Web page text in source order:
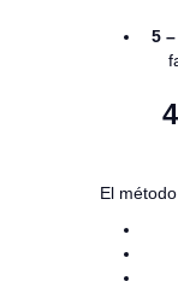
5
El